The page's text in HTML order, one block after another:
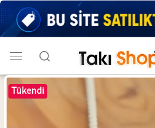
Tükendi